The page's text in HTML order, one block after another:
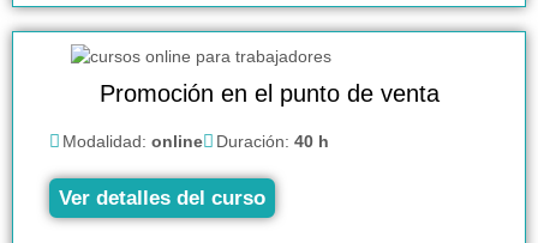
Promoción en el punto de venta
Modalidad: online Duración: 40 h
Ver detalles del curso